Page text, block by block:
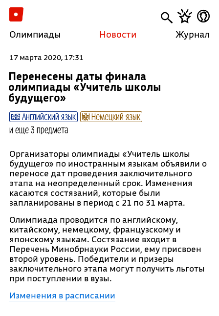
Олимпиады Новости Журнал
17 марта 2020, 17:31
Перенесены даты финала
олимпиады «Учитель школы
будущего»
Английский язык
Немецкий язык
и еще 3 предмета
Организаторы олимпиады «Учитель школы
будущего» по иностранным языкам объявили о
переносе дат проведения заключительного
этапа на неопределенный срок. Изменения
касаются состязаний, которые были
запланированы в период с 21 по 31 марта.
Олимпиада проводится по английскому,
китайскому, немецкому, французскому и
японскому языкам. Состязание входит в
Перечень Минобрнауки России, ему присвоен
второй уровень. Победители и призеры
заключительного этапа могут получить льготы
при поступлении в вузы.
Изменения в расписании